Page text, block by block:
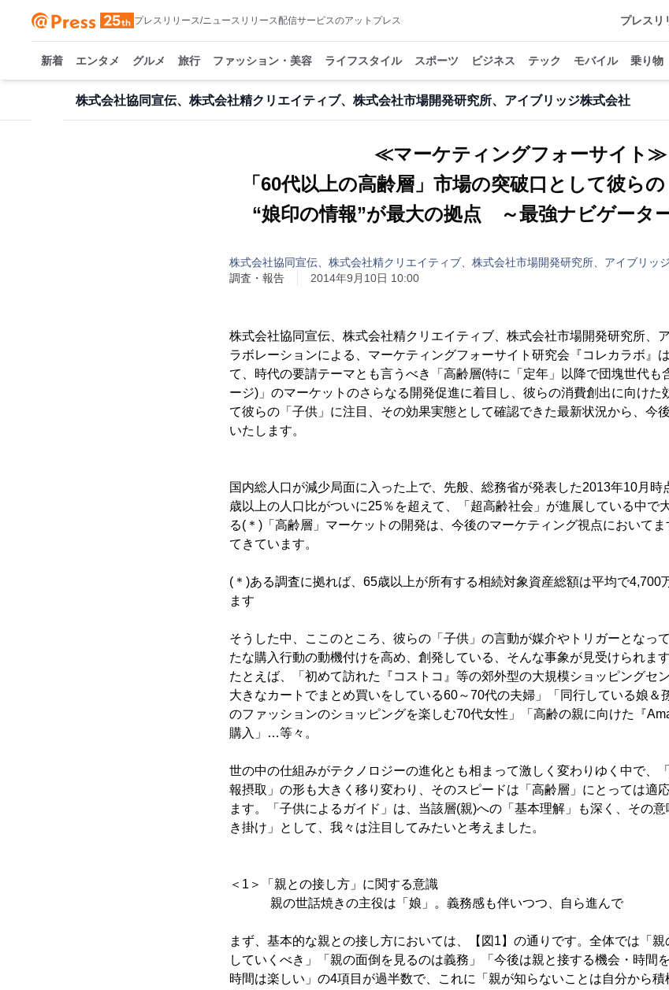
プレスリリース/ニュースリリース配信サービスのアットプレス プレスリ
新着 エンタメ グルメ 旅行 ファッション・美容 ライフスタイル スポーツ ビジネス テック モバイル 乗り物
株式会社協同宣伝、株式会社精クリエイティブ、株式会社市場開発研究所、アイブリッジ株式会社
≪マーケティングフォーサイト
「60代以上の高齢層」市場の突破口として彼ら
“娘印の情報”が最大の拠点 ～最強ナビゲータ
株式会社協同宣伝、株式会社精クリエイティブ、株式会社市場開発研究所、アイブリッ
調査・報告
2014年9月10日 10:00
株式会社協同宣伝、株式会社精クリエイティブ、株式会社市場開発研究所、
ラボレーションによる、マーケティングフォーサイト研究会『コレカラボ』
て、時代の要請テーマとも言うべき「高齢層(特に「定年」以降で団塊世代も
ージ)」のマーケットのさらなる開発促進に着目し、彼らの消費創出に向けた
て彼らの「子供」に注目、その効果実態として確認できた最新状況から、今
いたします。
国内総人口が減少局面に入った上で、先般、総務省が発表した2013年10月
歳以上の人口比がついに25％を超えて、「超高齢社会」が進展している中で
る(＊)「高齢層」マーケットの開発は、今後のマーケティング視点において
てきています。
(＊)ある調査に拠れば、65歳以上が所有する相続対象資産総額は平均で4,700
ます
そうした中、ここのところ、彼らの「子供」の言動が媒介やトリガーとなっ
たな購入行動の動機付けを高め、創発している、そんな事象が見受けられます
たとえば、「初めて訪れた『コストコ』等の郊外型の大規模ショッピングセ
大きなカートでまとめ買いをしている60～70代の夫婦」「同行している娘＆
のファッションのショッピングを楽しむ70代女性」「高齢の親に向けた『
購入」…等々。
世の中の仕組みがテクノロジーの進化とも相まって激しく変わりゆく中で、
報摂取」の形も大きく移り変わり、そのスピードは「高齢層」にとっては適
ます。「子供によるガイド」は、当該層(親)への「基本理解」も深く、その
き掛け」として、我々は注目してみたいと考えました。
＜1＞「親との接し方」に関する意識
親の世話焼きの主役は「娘」。義務感も伴いつつ、自ら進んで
まず、基本的な親との接し方においては、【図1】の通りです。全体では「
していくべき」「親の面倒を見るのは義務」「今後は親と接する機会・時間
時間は楽しい」の4項目が過半数で、これに「親が知らないことは自分から